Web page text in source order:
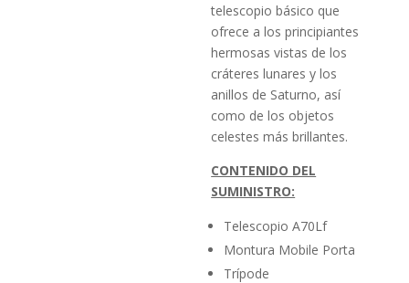
telescopio básico que
ofrece a los principiantes
hermosas vistas de los
cráteres lunares y los
anillos de Saturno, así
como de los objetos
celestes más brillantes.
CONTENIDO DEL
SUMINISTRO:
Telescopio A70Lf
Montura Mobile Porta
Trípode